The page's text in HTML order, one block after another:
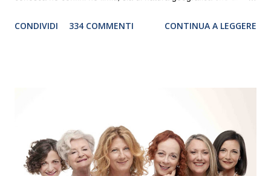
debutterà il 10 settembre a Heiden, in Germania, e toccherà, in
“Settembre dell’Accademia” dove si esibirà per il secondo anno
consecutivo. Il pubblico milanese avrà il piacere di applaudire i
giovani artisti della Baltic Sea Youth Philharmonic per la quarta
CONDIVIDI 334 COMMENTI CONTINUA A LEGGERE